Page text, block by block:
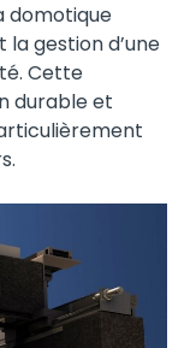
domotique
gestion d’une
Cette
durable et